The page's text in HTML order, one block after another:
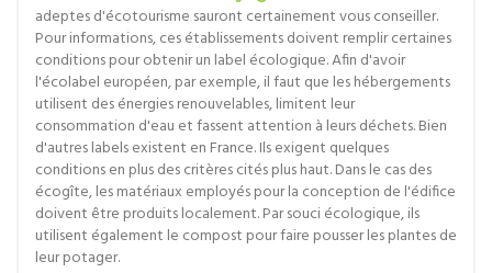
adeptes d'écotourisme sauront certainement vous conseiller.
Pour informations, ces établissements doivent remplir certaines
conditions pour obtenir un label écologique. Afin d'avoir
l'écolabel européen, par exemple, il faut que les hébergements
utilisent des énergies renouvelables, limitent leur
consommation d'eau et fassent attention à leurs déchets. Bien
d'autres labels existent en France. Ils exigent quelques
conditions en plus des critères cités plus haut. Dans le cas des
écogîte, les matériaux employés pour la conception de l'édifice
doivent être produits localement. Par souci écologique, ils
utilisent également le compost pour faire pousser les plantes de
leur potager.